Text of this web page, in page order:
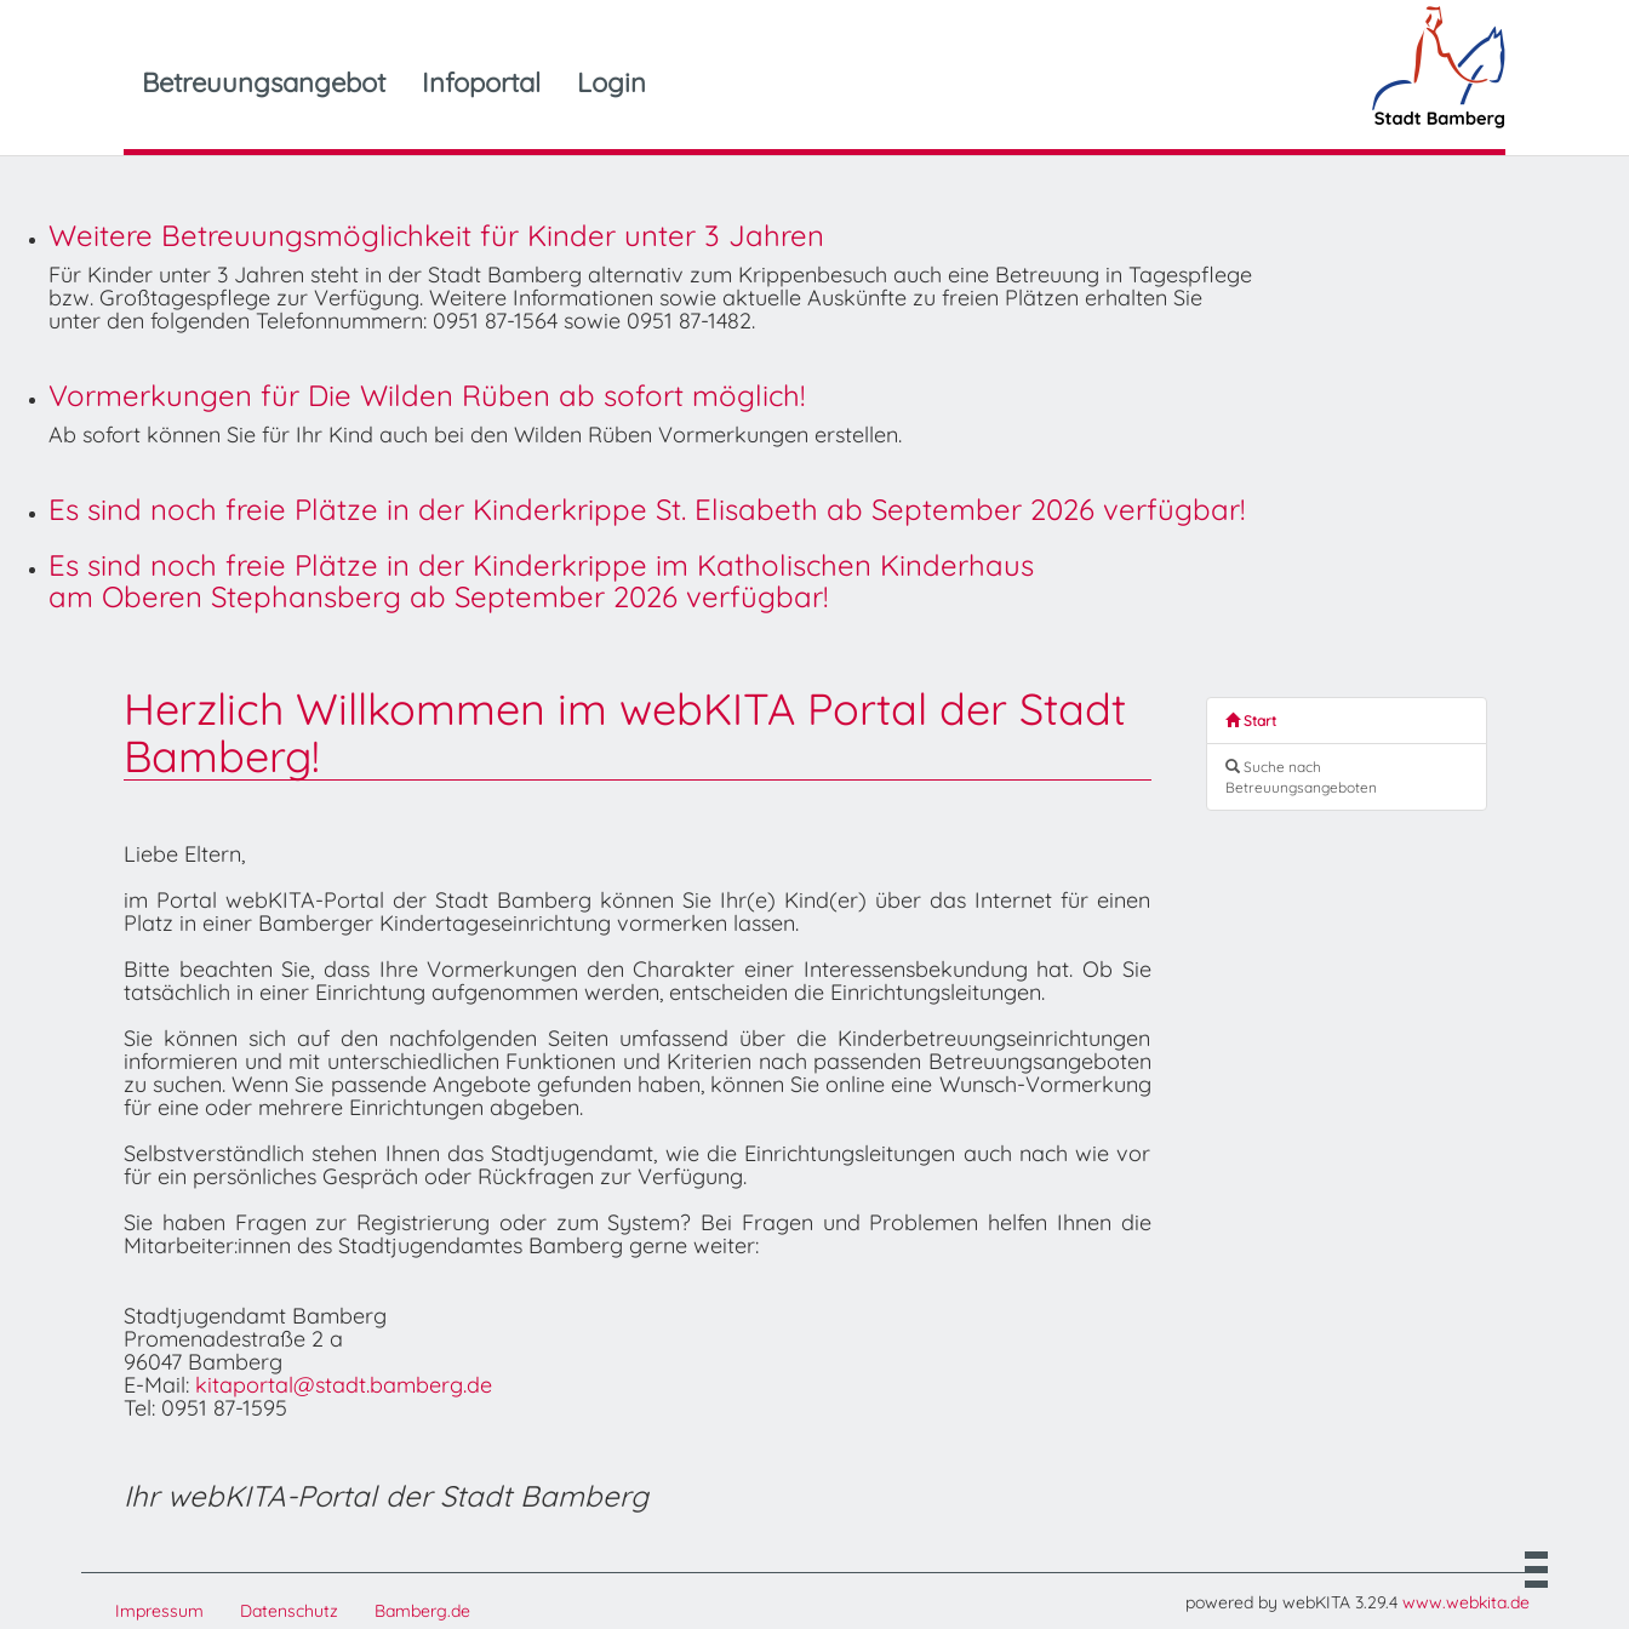
Betreuungsangebot Infoportal Login
Weitere Betreuungsmöglichkeit für Kinder unter 3 Jahren
Für Kinder unter 3 Jahren steht in der Stadt Bamberg alternativ zum Krippenbesuch auch eine Betreuung in Tagespflege
bzw. Großtagespflege zur Verfügung. Weitere Informationen sowie aktuelle Auskünfte zu freien Plätzen erhalten Sie
unter den folgenden Telefonnummern: 0951 87-1564 sowie 0951 87-1482.
Vormerkungen für Die Wilden Rüben ab sofort möglich!
Ab sofort können Sie für Ihr Kind auch bei den Wilden Rüben Vormerkungen erstellen.
Es sind noch freie Plätze in der Kinderkrippe St. Elisabeth ab September 2026 verfügbar!
Es sind noch freie Plätze in der Kinderkrippe im Katholischen Kinderhaus
am Oberen Stephansberg ab September 2026 verfügbar!
Herzlich Willkommen im webKITA Portal der Stadt
Bamberg!
Liebe Eltern,
im Portal webKITA-Portal der Stadt Bamberg können Sie Ihr(e) Kind(er) über das Internet für einen
Platz in einer Bamberger Kindertageseinrichtung vormerken lassen.
Bitte beachten Sie, dass Ihre Vormerkungen den Charakter einer Interessensbekundung hat. Ob Sie
tatsächlich in einer Einrichtung aufgenommen werden, entscheiden die Einrichtungsleitungen.
Sie können sich auf den nachfolgenden Seiten umfassend über die Kinderbetreuungseinrichtungen
informieren und mit unterschiedlichen Funktionen und Kriterien nach passenden Betreuungsangeboten
zu suchen. Wenn Sie passende Angebote gefunden haben, können Sie online eine Wunsch-Vormerkung
für eine oder mehrere Einrichtungen abgeben.
Selbstverständlich stehen Ihnen das Stadtjugendamt, wie die Einrichtungsleitungen auch nach wie vor
für ein persönliches Gespräch oder Rückfragen zur Verfügung.
Sie haben Fragen zur Registrierung oder zum System? Bei Fragen und Problemen helfen Ihnen die
Mitarbeiter:innen des Stadtjugendamtes Bamberg gerne weiter:
Stadtjugendamt Bamberg
Promenadestraße 2 a
96047 Bamberg
E-Mail: kitaportal@stadt.bamberg.de
Tel: 0951 87-1595
Ihr webKITA-Portal der Stadt Bamberg
Start
Suche nach
Betreuungsangeboten
Impressum Datenschutz Bamberg.de powered by webKITA 3.29.4 www.webkita.de